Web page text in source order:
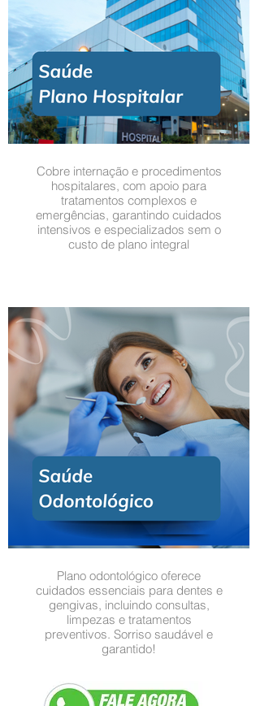
Cobre internação e procedimentos
hospitalares, com apoio para
tratamentos complexos e
emergências, garantindo cuidados
intensivos e especializados sem o
custo de plano integral
Plano odontológico oferece
cuidados essenciais para dentes e
gengivas, incluindo consultas,
limpezas e tratamentos
preventivos. Sorriso saudável e
garantido!